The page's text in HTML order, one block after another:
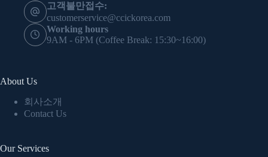
고객불만접수:
customerservice@ccickorea.com
Working hours
9AM - 6PM (Coffee Break: 15:30~16:00)
About Us
회사소개
Contact Us
Our Services